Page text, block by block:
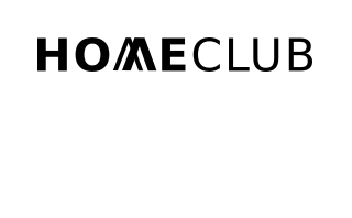
treści